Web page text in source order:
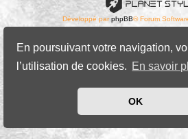
En poursuivant votre navigation,
l’utilisation de cookies. En savoir
OK
Développé parphpBB® Forum
Confidentialité|